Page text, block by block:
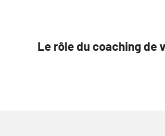
Le rôle du coaching de